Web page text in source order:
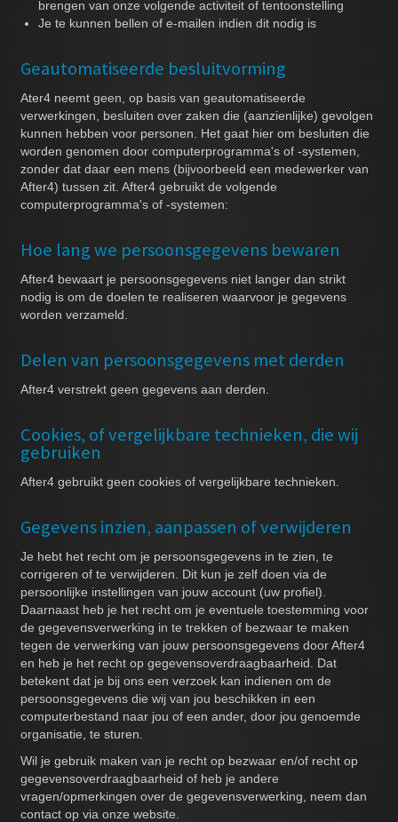
brengen van onze volgende activiteit of tentoonstelling
Je te kunnen bellen of e-mailen indien dit nodig is
Geautomatiseerde besluitvorming
Ater4 neemt geen, op basis van geautomatiseerde
verwerkingen, besluiten over zaken die (aanzienlijke) gevolgen
kunnen hebben voor personen. Het gaat hier om besluiten die
worden genomen door computerprogramma's of -systemen,
zonder dat daar een mens (bijvoorbeeld een medewerker van
After4) tussen zit. After4 gebruikt de volgende
computerprogramma's of -systemen:
Hoe lang we persoonsgegevens bewaren
After4 bewaart je persoonsgegevens niet langer dan strikt
nodig is om de doelen te realiseren waarvoor je gegevens
worden verzameld.
Delen van persoonsgegevens met derden
After4 verstrekt geen gegevens aan derden.
Cookies, of vergelijkbare technieken, die wij
gebruiken
After4 gebruikt geen cookies of vergelijkbare technieken.
Gegevens inzien, aanpassen of verwijderen
Je hebt het recht om je persoonsgegevens in te zien, te
corrigeren of te verwijderen. Dit kun je zelf doen via de
persoonlijke instellingen van jouw account (uw profiel).
Daarnaast heb je het recht om je eventuele toestemming voor
de gegevensverwerking in te trekken of bezwaar te maken
tegen de verwerking van jouw persoonsgegevens door After4
en heb je het recht op gegevensoverdraagbaarheid. Dat
betekent dat je bij ons een verzoek kan indienen om de
persoonsgegevens die wij van jou beschikken in een
computerbestand naar jou of een ander, door jou genoemde
organisatie, te sturen.
Wil je gebruik maken van je recht op bezwaar en/of recht op
gegevensoverdraagbaarheid of heb je andere
vragen/opmerkingen over de gegevensverwerking, neem dan
contact op via onze website.